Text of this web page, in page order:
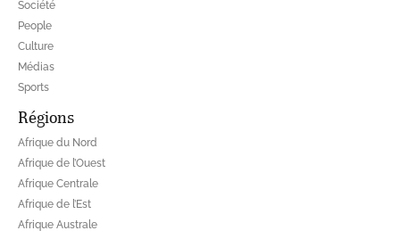
Société
People
Culture
Médias
Sports
Régions
Afrique du Nord
Afrique de l’Ouest
Afrique Centrale
Afrique de l’Est
Afrique Australe